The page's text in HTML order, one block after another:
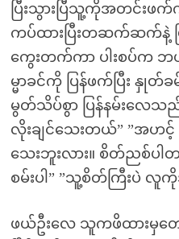
ပြီးသွားပြီသူ့ကိုအတင်းဖ
ကပ်ထားပြီးတဆက်ဆက်နဲ့
ကွေးတက်ကာ ပါးစပ်က
မ္မာခင်ကို ပြန်ဖက်ပြီး နှုတ်
မွတ်သိပ်စွာ ပြန်နမ်းလေသည်
လိုးချင်သေးတယ်” ”အဟင့်
သေးဘူးလား။ စိတ်ညစ်ပါ
စမ်းပါ” ”သူ့စိတ်ကြီးပဲ လူ
ဖယ်ဦးလေ သူကဖိထားမှ